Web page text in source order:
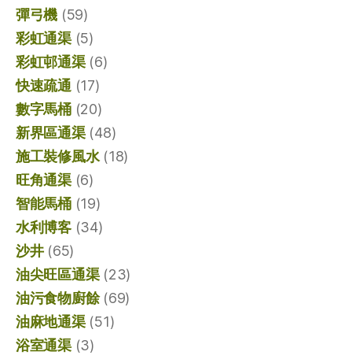
彈弓機 (59)
彩虹通渠(5)
彩虹邨通渠(6)
快速疏通 (17)
數字馬桶(20)
新界區通渠(48)
施工裝修風水(18)
旺角通渠(6)
智能馬桶(19)
水利博客(34)
沙井(65)
油尖旺區通渠(23)
油污食物廚餘(69)
油麻地通渠(51)
浴室通渠(3)